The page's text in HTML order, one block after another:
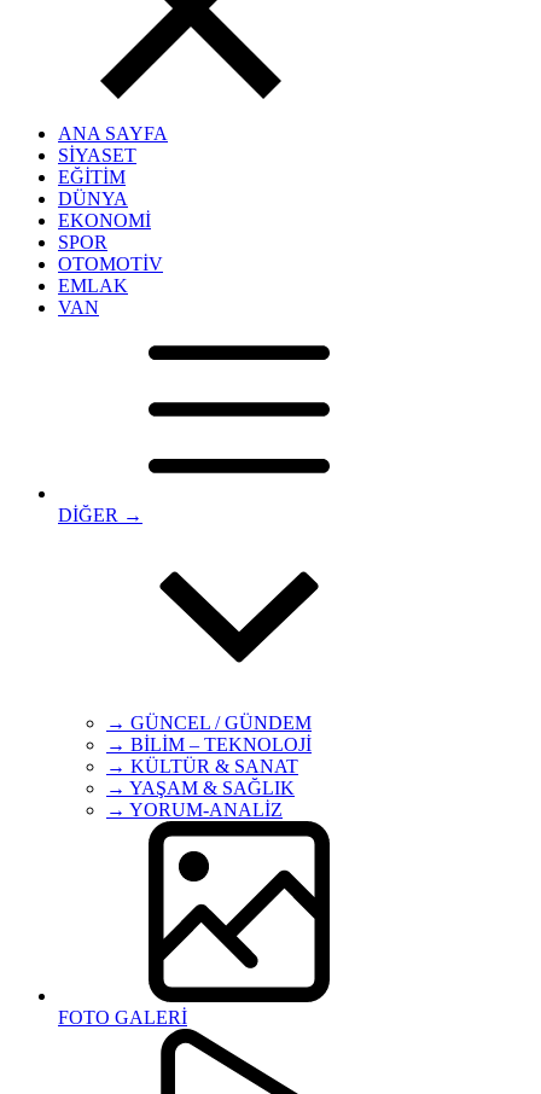
ANA SAYFA
SİYASET
EĞİTİM
DÜNYA
EKONOMİ
SPOR
OTOMOTİV
EMLAK
VAN
DİĞER →
→ GÜNCEL / GÜNDEM
→ BİLİM – TEKNOLOJİ
→ KÜLTÜR & SANAT
→ YAŞAM & SAĞLIK
→ YORUM-ANALİZ
FOTO GALERİ